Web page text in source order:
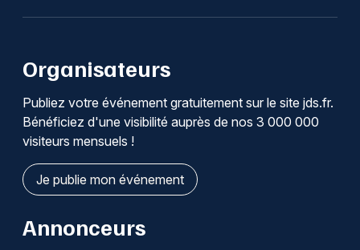
Organisateurs
Publiez votre événement gratuitement sur le site jds.fr.
Bénéficiez d'une visibilité auprès de nos 3 000 000
visiteurs mensuels !
Je publie mon événement
Annonceurs